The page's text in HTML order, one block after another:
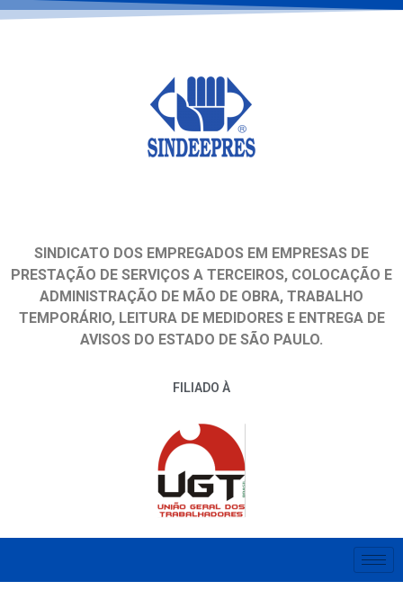
SINDICATO DOS EMPREGADOS EM EMPRESAS DE
PRESTAÇÃO DE SERVIÇOS A TERCEIROS, COLOCAÇÃO E
ADMINISTRAÇÃO DE MÃO DE OBRA, TRABALHO
TEMPORÁRIO, LEITURA DE MEDIDORES E ENTREGA DE
AVISOS DO ESTADO DE SÃO PAULO.
FILIADO À